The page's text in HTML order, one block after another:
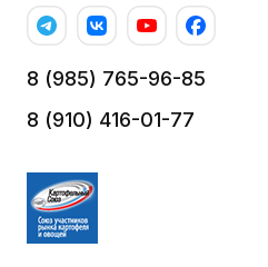
8 (985) 765-96-85
8 (910) 416-01-77